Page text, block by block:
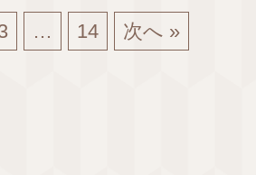
… 14 次へ »